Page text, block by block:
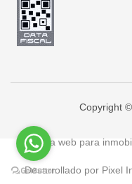
Copyright
Página web para
Desarrollado por Pixel